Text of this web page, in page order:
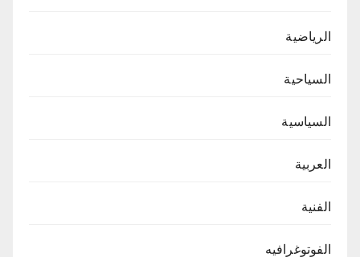
الرياضية
السياحية
السياسية
العربية
الفنية
الفوتوغرافيه